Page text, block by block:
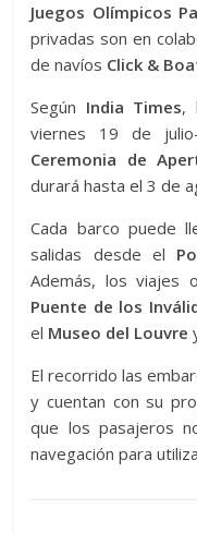
Juegos Olímpicos
privadas son en
de navíos Click &
Según India Times,
viernes 19 de
Ceremonia de
durará hasta el 3 de
Cada barco puede
salidas desde el
Además, los viajes
Puente de los
el Museo del Louvre
El recorrido las
y cuentan con su
que los pasajeros
navegación para